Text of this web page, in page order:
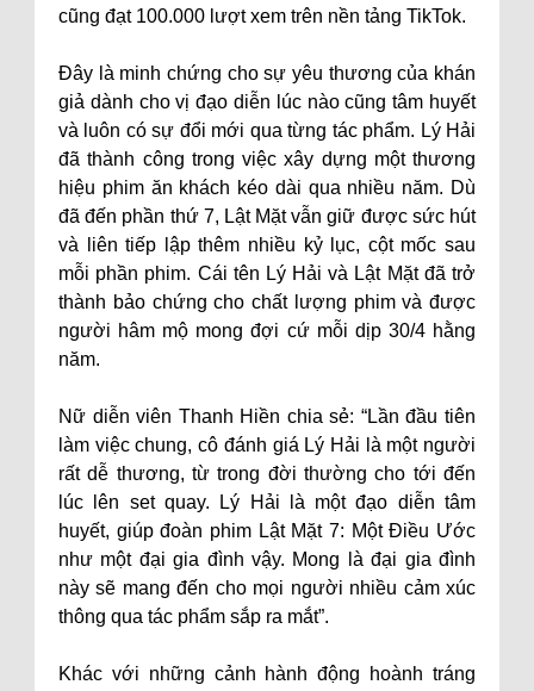
cũng đạt 100.000 lượt xem trên nền tảng TikTok.
Đây là minh chứng cho sự yêu thương của khán
giả dành cho vị đạo diễn lúc nào cũng tâm huyết
và luôn có sự đổi mới qua từng tác phẩm. Lý Hải
đã thành công trong việc xây dựng một thương
hiệu phim ăn khách kéo dài qua nhiều năm. Dù
đã đến phần thứ 7, Lật Mặt vẫn giữ được sức hút
và liên tiếp lập thêm nhiều kỷ lục, cột mốc sau
mỗi phần phim. Cái tên Lý Hải và Lật Mặt đã trở
thành bảo chứng cho chất lượng phim và được
người hâm mộ mong đợi cứ mỗi dịp 30/4 hằng
năm.
Nữ diễn viên Thanh Hiền chia sẻ: “Lần đầu tiên
làm việc chung, cô đánh giá Lý Hải là một người
rất dễ thương, từ trong đời thường cho tới đến
lúc lên set quay. Lý Hải là một đạo diễn tâm
huyết, giúp đoàn phim Lật Mặt 7: Một Điều Ước
như một đại gia đình vậy. Mong là đại gia đình
này sẽ mang đến cho mọi người nhiều cảm xúc
thông qua tác phẩm sắp ra mắt”.
Khác với những cảnh hành động hoành tráng